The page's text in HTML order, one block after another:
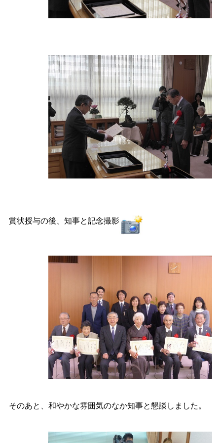
賞状授与の後、知事と記念撮影
そのあと、和やかな雰囲気のなか知事と懇談しました。